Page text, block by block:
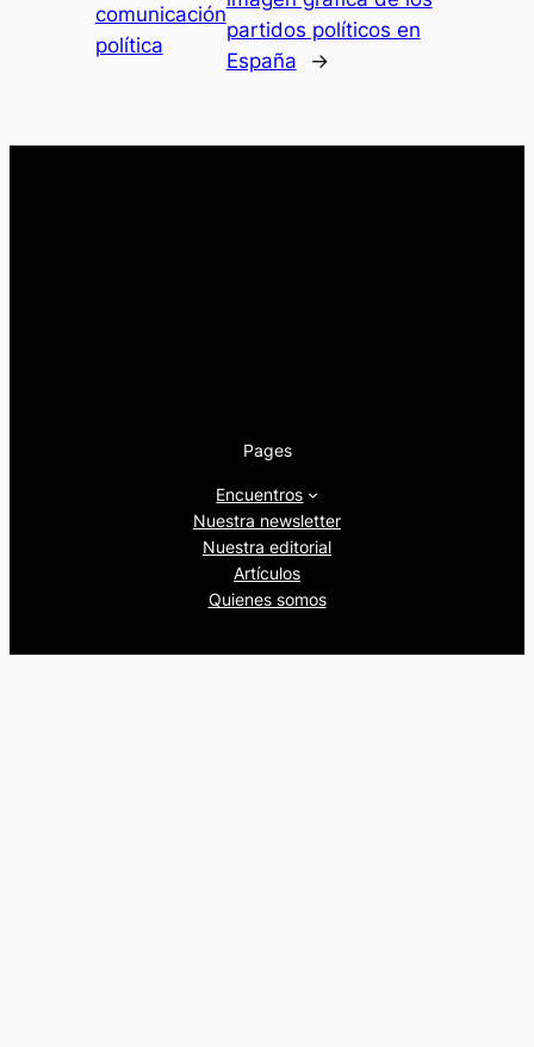
comunicación
política
partidos políticos en
España
→
Pages
Encuentros
Nuestra newsletter
Nuestra editorial
Artículos
Quienes somos